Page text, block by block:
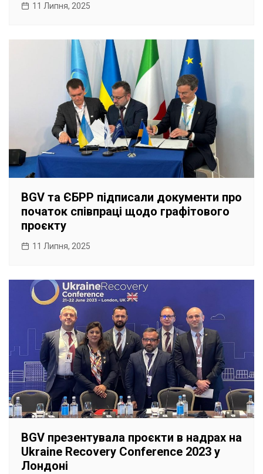
11 Липня, 2025
BGV та ЄБРР підписали документи про
початок співпраці щодо графітового
проєкту
11 Липня, 2025
BGV презентувала проєкти в надрах на
Ukraine Recovery Conference 2023 у
Лондоні